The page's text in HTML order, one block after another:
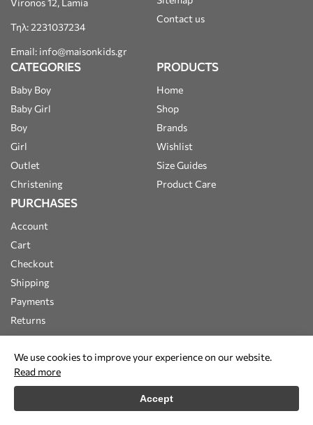
Τηλ: 2231037234
Email: info@maisonkids.gr
Contact us
CATEGORIES
Baby Boy
Baby Girl
Boy
Girl
Outlet
Christening
PRODUCTS
Home
Shop
Brands
Wishlist
Size Guides
Product Care
PURCHASES
Account
Cart
Checkout
Shipping
Payments
Returns
We use cookies to improve your experience on our website.
Read more
Accept